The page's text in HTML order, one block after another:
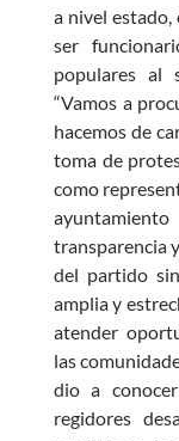
a nivel
ser
populares al
“Vamos a
hacemos de
toma de
como
transparencia
del partido
amplia y
atender
las
dio a
regidores